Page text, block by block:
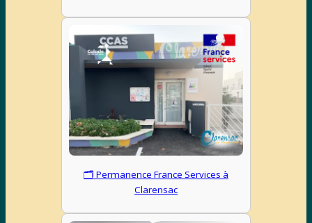
🗂 Permanence France Services à
Clarensac